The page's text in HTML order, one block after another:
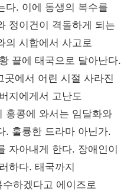
다. 이에 동생의 복수를
정이건이 격돌하게 되는
의 시합에서 사고로
끝에 태국으로 달아난다.
에서 어린 시절 사라진
지에게서 고난도
홍콩에 와서는 임달화와
. 훌륭한 드라마 아닌가.
자아내게 한다. 장애인이
하다. 태국까지
하겠다고 에이즈로